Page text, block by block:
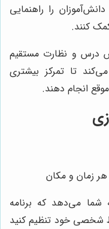
را راهنمایی
کنند.
درس و نظارت مستقیم
تا تمرکز بیشتری
انجام دهند.
هر زمان و مکان
شما می‌دهد که برنامه
شخصی خود تنظیم کنید